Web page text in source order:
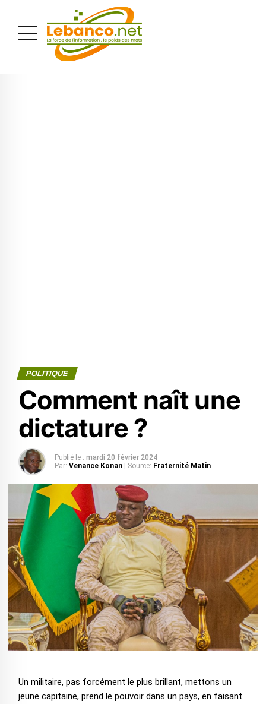
POLITIQUE
Comment naît une
dictature ?
Publié le : mardi 20 février 2024
Par: Venance Konan | Source: Fraternité Matin
Un militaire, pas forcément le plus brillant, mettons un
jeune capitaine, prend le pouvoir dans un pays, en faisant